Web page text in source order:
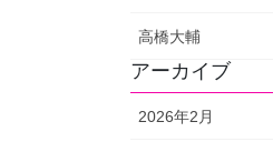
高橋大輔
アーカイブ
2026年2月